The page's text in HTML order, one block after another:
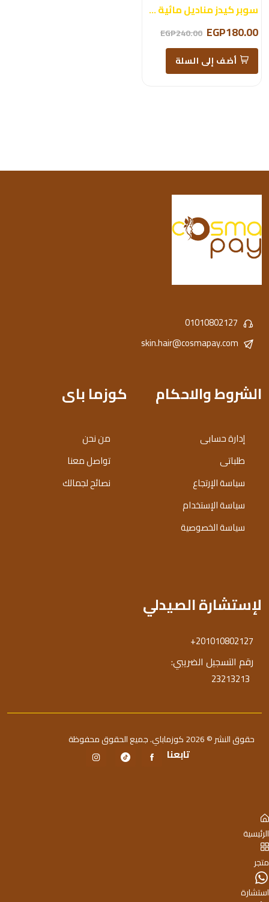
سوبر كيدز مناديل مائية عرض
EGP180.00
EGP240.00
أضف إلى السلة
01010802127
skin.hair@cosmapay.com
الشروط والاحكام
إدارة حسابى
طلباتى
سياسة الإرتجاع
سياسة الإستخدام
سياسة الخصوصية
كوزما باى
من نحن
تواصل معنا
نصائح لجمالك
لإستشارة الصيدلي
+201010802127
رقم التسجيل الضريبي:
23213213
حقوق النشر © 2026 كوزماباي. جميع الحقوق محفوظة
تابعنا
الرئيسية
متجر
استشارة